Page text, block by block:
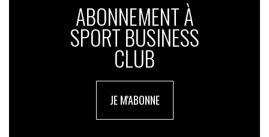
ABONNEMENT À
SPORT BUSINESS
CLUB
JE M'ABONNE